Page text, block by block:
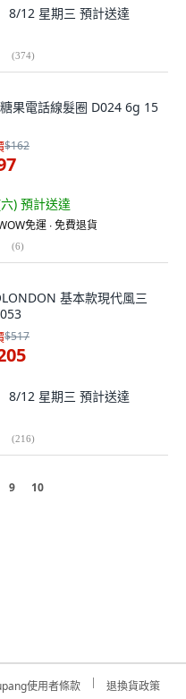
8/12 星期三 預計送達
(374)
果電話線髮圈 D024 6g 15
$162
) 預計送達
免運 ∙ 免費退貨
(6)
基本款現代風三
$517
8/12 星期三 預計送達
(216)
9 10
使用者條款 退換貨政策